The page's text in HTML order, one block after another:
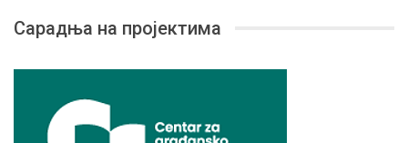
Сарадња на пројектима